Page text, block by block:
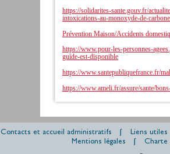
https://solidarites-sante.gouv.fr/
intoxications-au-monoxyde-de-
Prévention Maison/Accidents
https://www.pour-les-personnes-
guide-est-disponible
https://www.santepubliquefrance.fr/
https://www.ameli.fr/assure/sante/
Contacts et accueil administratifs
Liens utiles
Mentions légales
Charte